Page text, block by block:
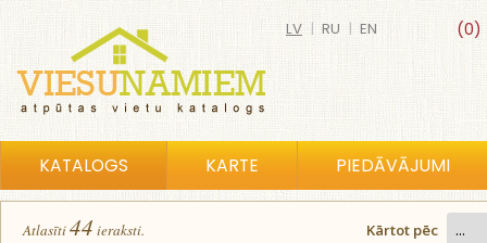
(0)
LV | RU | EN
KATALOGS KARTE PIEDĀVĀJUMI
Atlasīti44 ieraksti. Kārtot pēc